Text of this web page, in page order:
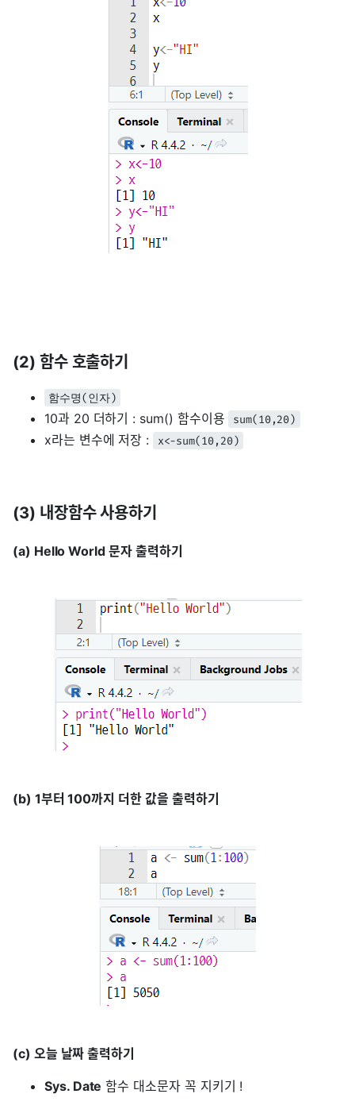
(2) 함수 호출하기
함수명(인자)
10과 20 더하기 : sum() 함수이용 sum(10,20)
x라는 변수에 저장 : x<-sum(10,20)
(3) 내장함수 사용하기
(a) Hello World 문자 출력하기
(b) 1부터 100까지 더한 값을 출력하기
(c) 오늘 날짜 출력하기
Sys. Date 함수 대소문자 꼭 지키기 !